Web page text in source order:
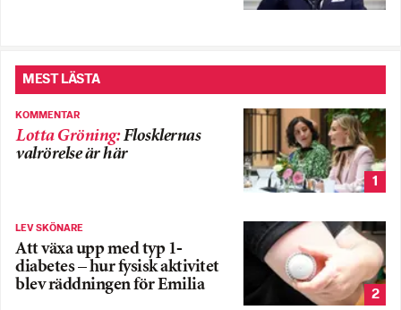
MEST LÄSTA
KOMMENTAR
Lotta Gröning:Flosklernas
valrörelse är här
1
LEV SKÖNARE
Att växa upp med typ 1-
diabetes – hur fysisk aktivitet
blev räddningen för Emilia
2